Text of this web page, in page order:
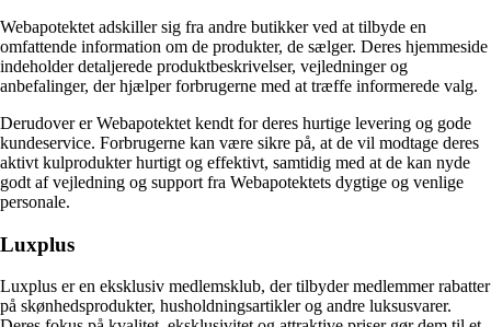
Webapotektet adskiller sig fra andre butikker ved at tilbyde en
omfattende information om de produkter, de sælger. Deres hjemmeside
indeholder detaljerede produktbeskrivelser, vejledninger og
anbefalinger, der hjælper forbrugerne med at træffe informerede valg.
Derudover er Webapotektet kendt for deres hurtige levering og gode
kundeservice. Forbrugerne kan være sikre på, at de vil modtage deres
aktivt kulprodukter hurtigt og effektivt, samtidig med at de kan nyde
godt af vejledning og support fra Webapotektets dygtige og venlige
personale.
Luxplus
Luxplus er en eksklusiv medlemsklub, der tilbyder medlemmer rabatter
på skønhedsprodukter, husholdningsartikler og andre luksusvarer.